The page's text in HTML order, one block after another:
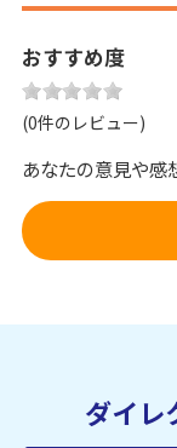
おすすめ度
(0件のレビュー)
あなたの意見や感
ダイレ